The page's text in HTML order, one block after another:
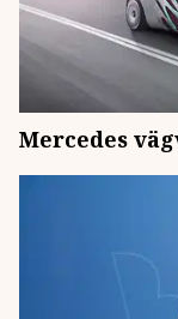
Mercedes